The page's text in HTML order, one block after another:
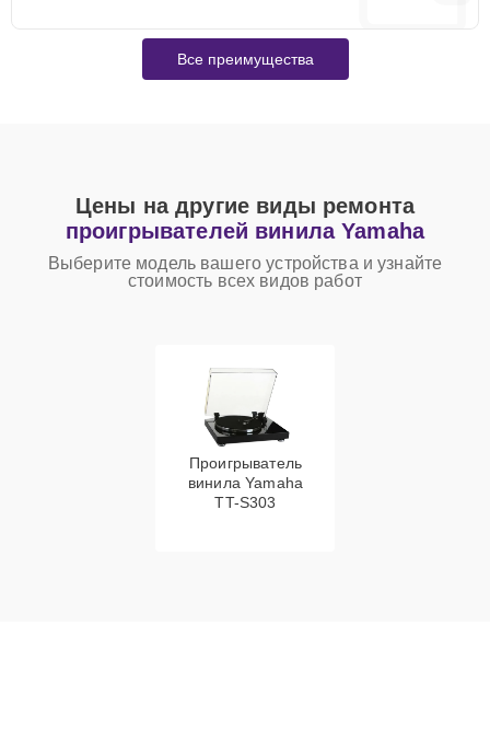
Все преимущества
Цены на другие виды ремонта
проигрывателей винила Yamaha
Выберите модель вашего устройства и узнайте
стоимость всех видов работ
Проигрыватель
винила Yamaha
TT-S303